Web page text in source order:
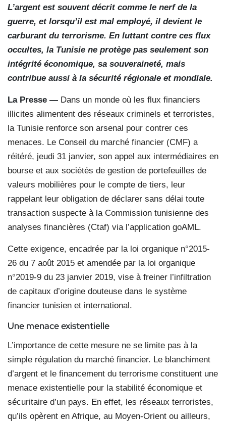
L’argent est souvent décrit comme le nerf de la
guerre, et lorsqu’il est mal employé, il devient le
carburant du terrorisme. En luttant contre ces flux
occultes, la Tunisie ne protège pas seulement son
intégrité économique, sa souveraineté, mais
contribue aussi à la sécurité régionale et mondiale.
La Presse — Dans un monde où les flux financiers
illicites alimentent des réseaux criminels et terroristes,
la Tunisie renforce son arsenal pour contrer ces
menaces. Le Conseil du marché financier (CMF) a
réitéré, jeudi 31 janvier, son appel aux intermédiaires en
bourse et aux sociétés de gestion de portefeuilles de
valeurs mobilières pour le compte de tiers, leur
rappelant leur obligation de déclarer sans délai toute
transaction suspecte à la Commission tunisienne des
analyses financières (Ctaf) via l’application goAML.
Cette exigence, encadrée par la loi organique n°2015-
26 du 7 août 2015 et amendée par la loi organique
n°2019-9 du 23 janvier 2019, vise à freiner l’infiltration
de capitaux d’origine douteuse dans le système
financier tunisien et international.
Une menace existentielle
L’importance de cette mesure ne se limite pas à la
simple régulation du marché financier. Le blanchiment
d’argent et le financement du terrorisme constituent une
menace existentielle pour la stabilité économique et
sécuritaire d’un pays. En effet, les réseaux terroristes,
qu’ils opèrent en Afrique, au Moyen-Orient ou ailleurs,